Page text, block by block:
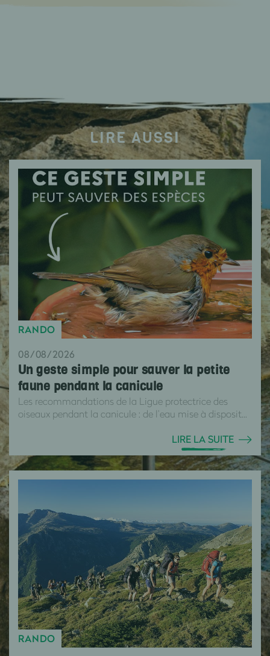
LIRE AUSSI
RANDO
08/08/2026
Un geste simple pour sauver la petite
faune pendant la canicule
Les recommandations de la Ligue protectrice des
oiseaux pendant la canicule : de l’eau mise à disposit...
LIRE LA SUITE
RANDO